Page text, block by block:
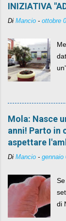
INIZIATIVA
Di Mancio - ottobre
Mola: Nasce
anni! Parto in
aspettare
Di Mancio - gennaio
di